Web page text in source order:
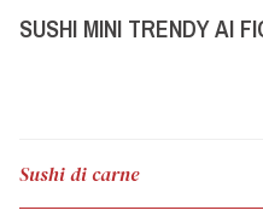
SUSHI MINI TRENDY AI
Sushi di carne